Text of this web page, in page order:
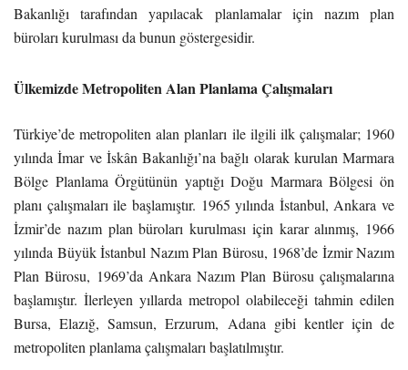
Bakanlığı tarafından yapılacak planlamalar için nazım plan
büroları kurulması da bunun göstergesidir.
Ülkemizde Metropoliten Alan Planlama Çalışmaları
Türkiye’de metropoliten alan planları ile ilgili ilk çalışmalar; 1960
yılında İmar ve İskân Bakanlığı’na bağlı olarak kurulan Marmara
Bölge Planlama Örgütünün yaptığı Doğu Marmara Bölgesi ön
planı çalışmaları ile başlamıştır. 1965 yılında İstanbul, Ankara ve
İzmir’de nazım plan büroları kurulması için karar alınmış, 1966
yılında Büyük İstanbul Nazım Plan Bürosu, 1968’de İzmir Nazım
Plan Bürosu, 1969’da Ankara Nazım Plan Bürosu çalışmalarına
başlamıştır. İlerleyen yıllarda metropol olabileceği tahmin edilen
Bursa, Elazığ, Samsun, Erzurum, Adana gibi kentler için de
metropoliten planlama çalışmaları başlatılmıştır.